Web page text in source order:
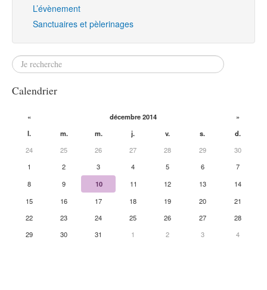
L’évènement
Sanctuaires et pèlerinages
Calendrier
« décembre 2014
»
l.
m. m. j. v. s.
d.
24
25 26 27 28 29
30
1
2 3 4 5 6
7
8
9 10 11 12 13
14
15
16 17 18 19 20
21
22
23 24 25 26 27
28
29
30 31 1 2 3 4